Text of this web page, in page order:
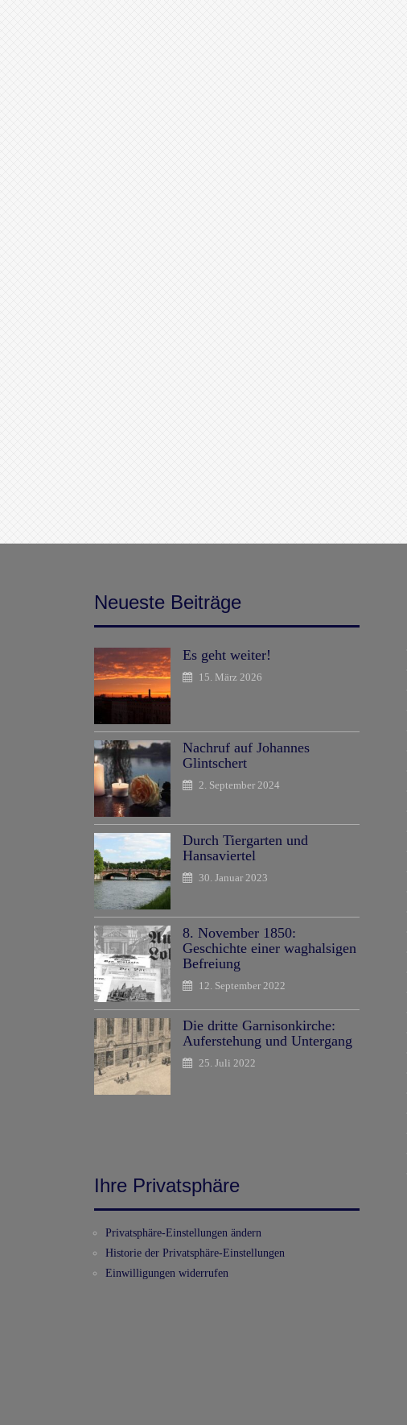
Neueste Beiträge
Es geht weiter!
15. März 2026
Nachruf auf Johannes
Glintschert
2. September 2024
Durch Tiergarten und
Hansaviertel
30. Januar 2023
8. November 1850:
Geschichte einer waghalsigen
Befreiung
12. September 2022
Die dritte Garnisonkirche:
Auferstehung und Untergang
25. Juli 2022
Ihre Privatsphäre
Privatsphäre-Einstellungen ändern
Historie der Privatsphäre-Einstellungen
Einwilligungen widerrufen